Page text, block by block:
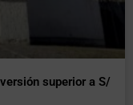
superior a S/